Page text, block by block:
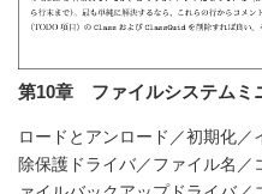
第10章 ファイルシステムミ
ロードとアンロード／初期化／
除保護ドライバ／ファイル名